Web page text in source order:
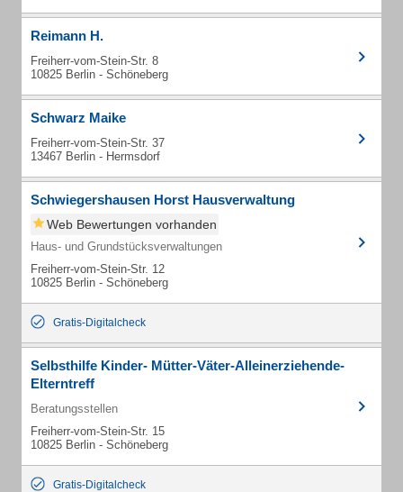
Reimann H.
Freiherr-vom-Stein-Str. 8
10825 Berlin - Schöneberg
Schwarz Maike
Freiherr-vom-Stein-Str. 37
13467 Berlin - Hermsdorf
Schwiegershausen Horst Hausverwaltung
Web Bewertungen vorhanden
Haus- und Grundstücksverwaltungen
Freiherr-vom-Stein-Str. 12
10825 Berlin - Schöneberg
Gratis-Digitalcheck
Selbsthilfe Kinder- Mütter-Väter-Alleinerziehende-
Elterntreff
Beratungsstellen
Freiherr-vom-Stein-Str. 15
10825 Berlin - Schöneberg
Gratis-Digitalcheck